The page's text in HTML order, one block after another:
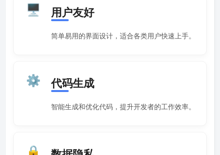
🖥️ 用户友好
简单易用的界面设计，适合各类用户快速上手。
⚙️ 代码生成
智能生成和优化代码，提升开发者的工作效率。
🔒